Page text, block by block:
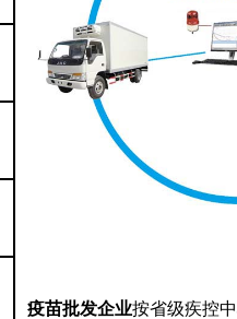
疫苗批发企业按省级疾控